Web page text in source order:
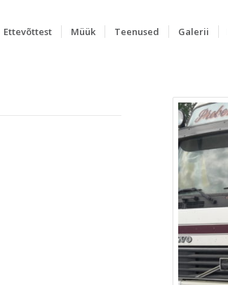
Ettevõttest Müük Teenused Galerii